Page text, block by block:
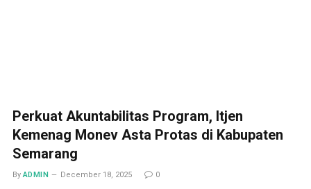
Perkuat Akuntabilitas Program, Itjen
Kemenag Monev Asta Protas di Kabupaten
Semarang
By ADMIN December 18, 2025 0